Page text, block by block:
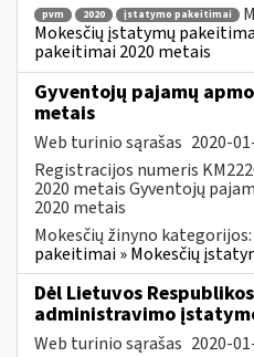
pvm 2020 įstatymo pakeitimai
Mokesčių įstatymų
pakeitimai 2020 metais
Gyventojų pajamų
metais
Web turinio sąrašas 2020-
Registracijos numeris
2020 metais Gyventojų
2020 metais
Mokesčių žinyno kategorijos:
pakeitimai » Mokesčių
Dėl Lietuvos Respublikos
administravimo
Web turinio sąrašas 2020-